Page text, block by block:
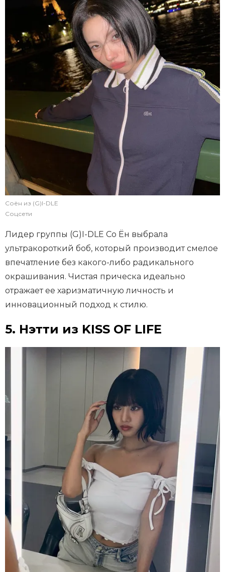
Соён из (G)I-DLE
Соцсети
Лидер группы (G)I-DLE Со Ён выбрала
ультракороткий боб, который производит смелое
впечатление без какого-либо радикального
окрашивания. Чистая прическа идеально
отражает ее харизматичную личность и
инновационный подход к стилю.
5. Нэтти из KISS OF LIFE